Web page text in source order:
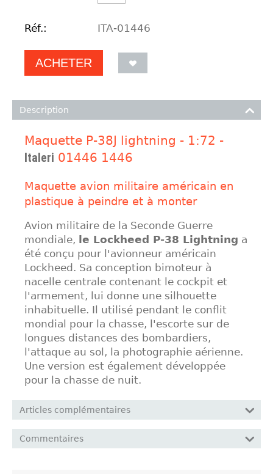
Réf.: ITA-01446
ACHETER
Description
Maquette P-38J lightning - 1:72 -
Italeri 01446 1446
Maquette avion militaire américain en
plastique à peindre et à monter
Avion militaire de la Seconde Guerre
mondiale,
le Lockheed P-38 Lightning a
été conçu pour l'avionneur américain
Lockheed. Sa conception bimoteur à
nacelle centrale contenant le cockpit et
l'armement, lui donne une silhouette
inhabituelle. Il utilisé pendant le conflit
mondial pour la chasse, l'escorte sur de
longues distances des bombardiers,
l'attaque au sol, la photographie aérienne.
Une version est également développée
pour la chasse de nuit.
Articles complémentaires
Commentaires